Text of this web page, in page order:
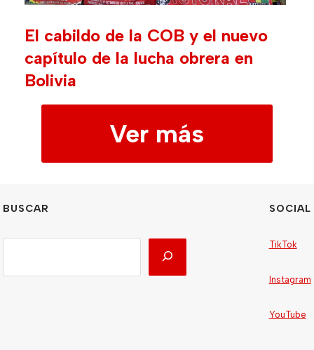
El cabildo de la COB y el nuevo
capítulo de la lucha obrera en
Bolivia
Ver más
BUSCAR SOCIAL
TikTok
Instagram
YouTube